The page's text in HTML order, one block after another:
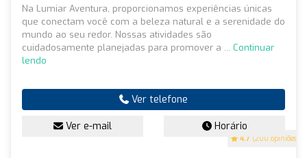
4.7 (200 opiniões)
Na Lumiar Aventura, proporcionamos experiências únicas
que conectam você com a beleza natural e a serenidade do
mundo ao seu redor. Nossas atividades são
cuidadosamente planejadas para promover a ... Continuar
lendo
Ver telefone
Ver e-mail Horário